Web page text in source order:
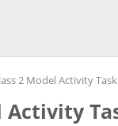
2 Model Activity Task